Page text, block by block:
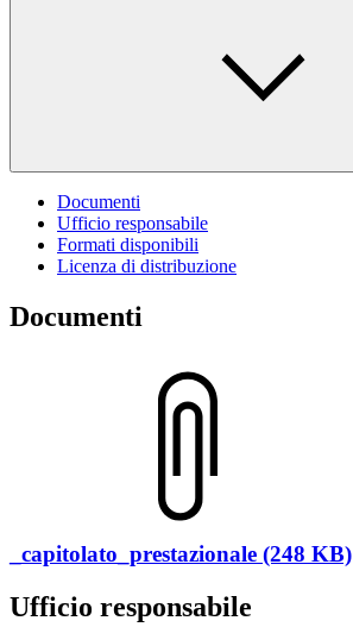
Documenti
Ufficio responsabile
Formati disponibili
Licenza di distribuzione
Documenti
_capitolato_prestazionale (248 KB)
Ufficio responsabile